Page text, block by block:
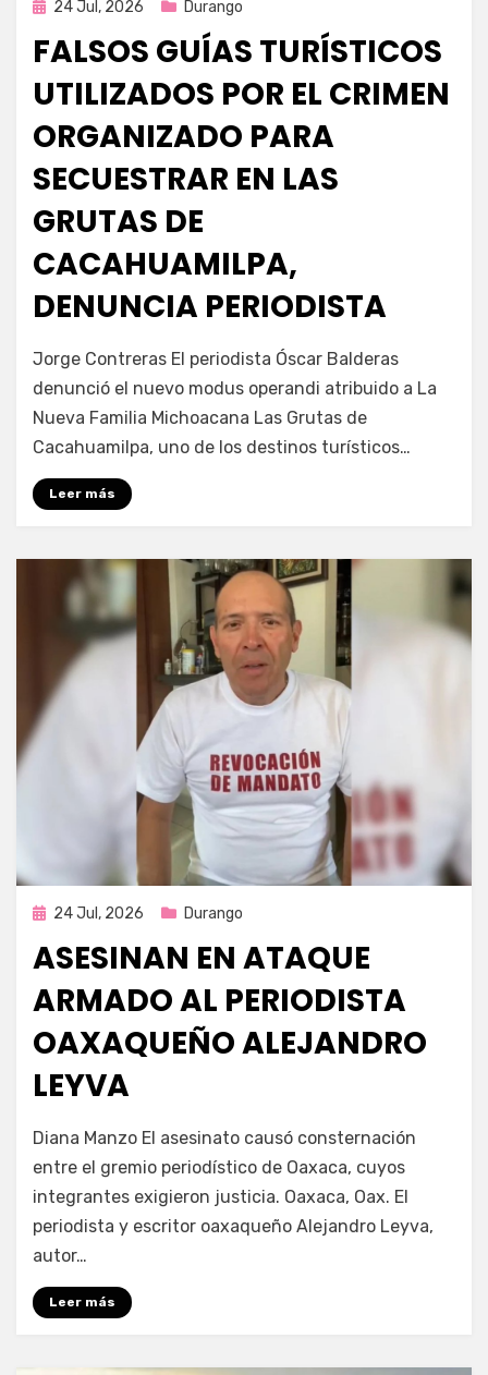
Publicada
24 Jul, 2026 Durango
FALSOS GUÍAS TURÍSTICOS
UTILIZADOS POR EL CRIMEN
ORGANIZADO PARA
SECUESTRAR EN LAS
GRUTAS DE
CACAHUAMILPA,
DENUNCIA PERIODISTA
Fernando Miranda Servín
Jorge Contreras El periodista Óscar Balderas
denunció el nuevo modus operandi atribuido a La
Nueva Familia Michoacana Las Grutas de
Cacahuamilpa, uno de los destinos turísticos…
Leer más
Publicada
24 Jul, 2026 Durango
ASESINAN EN ATAQUE
ARMADO AL PERIODISTA
OAXAQUEÑO ALEJANDRO
LEYVA
Fernando Miranda Servín
Diana Manzo El asesinato causó consternación
entre el gremio periodístico de Oaxaca, cuyos
integrantes exigieron justicia. Oaxaca, Oax. El
periodista y escritor oaxaqueño Alejandro Leyva,
autor…
Leer más